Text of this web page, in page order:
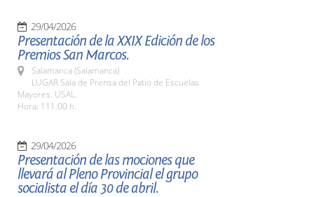
29/04/2026
Presentación de la XXIX Edición de los
Premios San Marcos.
Salamanca (Salamanca)
LUGAR Sala de Prensa del Patio de Escuelas
Mayores. USAL.
Hora: 111:00 h.
29/04/2026
Presentación de las mociones que
llevará al Pleno Provincial el grupo
socialista el día 30 de abril.